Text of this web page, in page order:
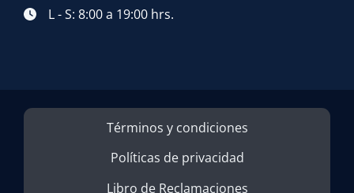
L - S: 8:00 a 19:00 hrs.
Términos y condiciones
Políticas de privacidad
Libro de Reclamaciones